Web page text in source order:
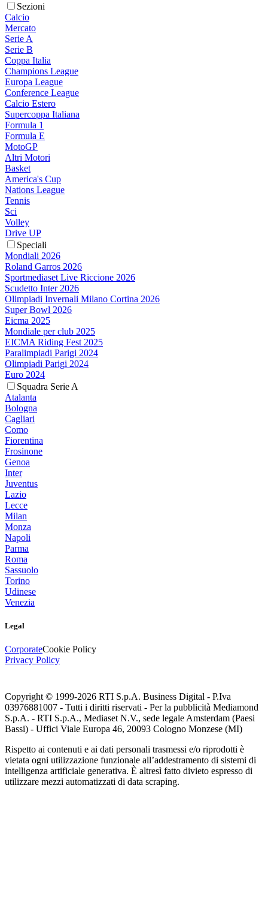
Sezioni
Calcio
Mercato
Serie A
Serie B
Coppa Italia
Champions League
Europa League
Conference League
Calcio Estero
Supercoppa Italiana
Formula 1
Formula E
MotoGP
Altri Motori
Basket
America's Cup
Nations League
Tennis
Sci
Volley
Drive UP
Speciali
Mondiali 2026
Roland Garros 2026
Sportmediaset Live Riccione 2026
Scudetto Inter 2026
Olimpiadi Invernali Milano Cortina 2026
Super Bowl 2026
Eicma 2025
Mondiale per club 2025
EICMA Riding Fest 2025
Paralimpiadi Parigi 2024
Olimpiadi Parigi 2024
Euro 2024
Squadra Serie A
Atalanta
Bologna
Cagliari
Como
Fiorentina
Frosinone
Genoa
Inter
Juventus
Lazio
Lecce
Milan
Monza
Napoli
Parma
Roma
Sassuolo
Torino
Udinese
Venezia
Legal
CorporateCookie Policy
Privacy Policy
Copyright © 1999-2026 RTI S.p.A. Business Digital - P.Iva
03976881007 - Tutti i diritti riservati - Per la pubblicità Mediamond
S.p.A. - RTI S.p.A., Mediaset N.V., sede legale Amsterdam (Paesi
Bassi) - Uffici Viale Europa 46, 20093 Cologno Monzese (MI)
Rispetto ai contenuti e ai dati personali trasmessi e/o riprodotti è
vietata ogni utilizzazione funzionale all’addestramento di sistemi di
intelligenza artificiale generativa. È altresì fatto divieto espresso di
utilizzare mezzi automatizzati di data scraping.